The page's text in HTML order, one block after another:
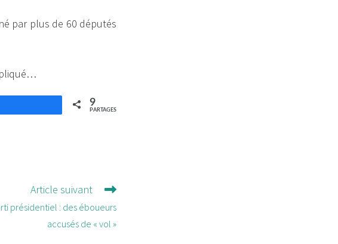
par plus de 60 députés
9
PARTAGES
Article suivant
présidentiel : des éboueurs
accusés de « vol »